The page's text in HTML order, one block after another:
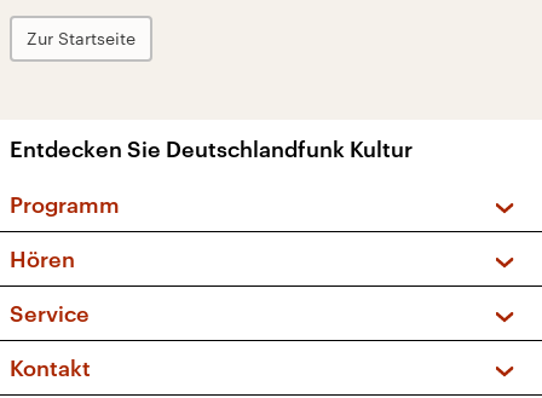
Zur Startseite
Entdecken Sie Deutschlandfunk Kultur
Programm
Sendungen und Podcasts
Musikliste
Kakadu – Das Kinderprogramm
Hören
Frequenzen (UKW + DAB+)
Service
FAQ
Kontakt